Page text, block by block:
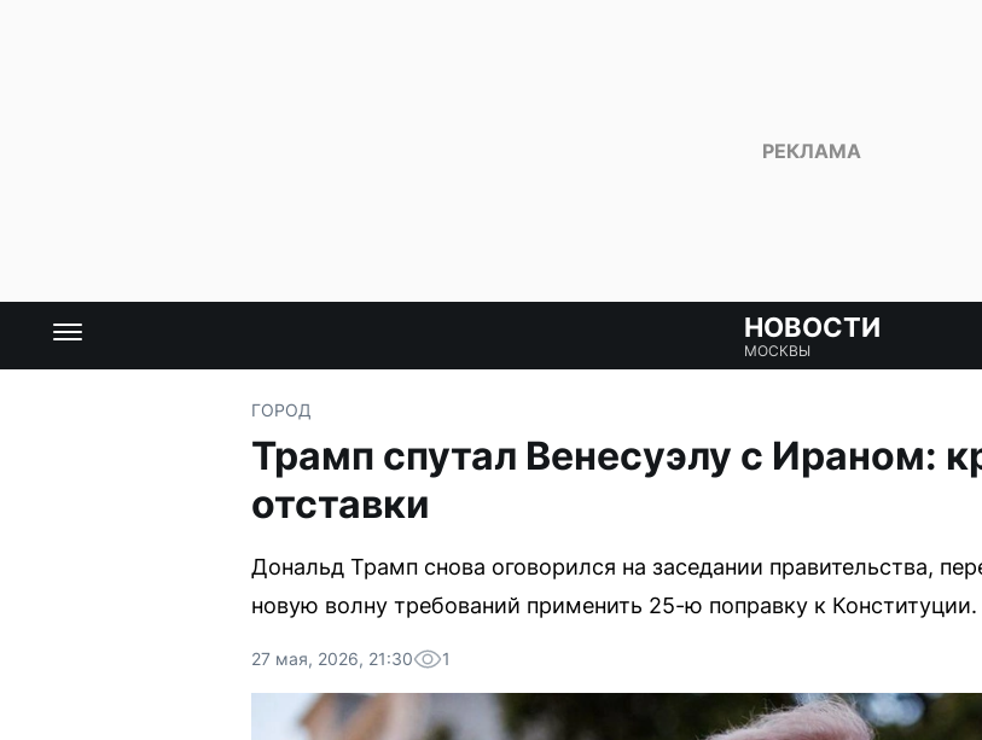
НОВОСТИ
МОСКВЫ
ГОРОД
Трамп спутал Венесуэлу с Ираном:
отставки
Дональд Трамп снова оговорился на заседании правительства,
новую волну требований применить 25-ю поправку к Конституции.
27 мая, 2026, 21:30 1